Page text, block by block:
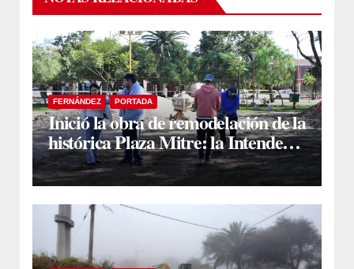
FERNÁNDEZ PORTADA
Inició la obra de remodelación de la
histórica Plaza Mitre: la Intendente
Yanina Iturre supervisó los
primeros trabajos